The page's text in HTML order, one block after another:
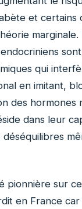
et certains
marginale.
qui
en imitant,
des hormones
dans leur
pionnière sur
en France